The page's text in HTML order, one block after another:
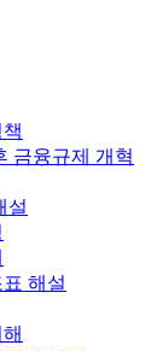
금융규제 개혁
설
해설